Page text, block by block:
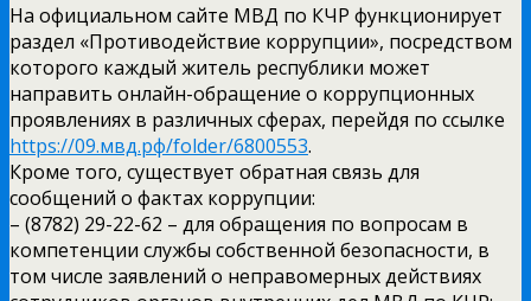
На официальном сайте МВД по КЧР функционирует
раздел «Противодействие коррупции», посредством
которого каждый житель республики может
направить онлайн-обращение о коррупционных
проявлениях в различных сферах, перейдя по ссылке
https://09.мвд.рф/folder/6800553.
Кроме того, существует обратная связь для
сообщений о фактах коррупции:
– (8782) 29-22-62 – для обращения по вопросам в
компетенции службы собственной безопасности, в
том числе заявлений о неправомерных действиях